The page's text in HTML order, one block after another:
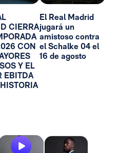
CIERRA
CON
Y EL
EBITDA
El Real Madrid
jugará un
amistoso contra
el Schalke 04 el
16 de agosto